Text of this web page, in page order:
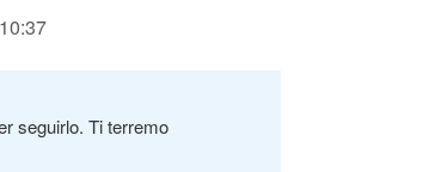
seguirlo. Ti terremo